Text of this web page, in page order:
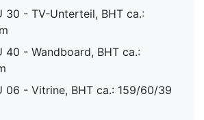
30 - TV-Unterteil, BHT ca.:
40 - Wandboard, BHT ca.:
06 - Vitrine, BHT ca.: 159/60/39